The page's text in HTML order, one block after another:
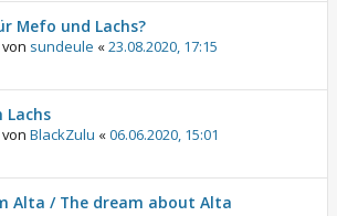
Mefo und Lachs?
sundeule «23.08.2020, 17:15
Lachs
BlackZulu «06.06.2020, 15:01
Alta / The dream about Alta